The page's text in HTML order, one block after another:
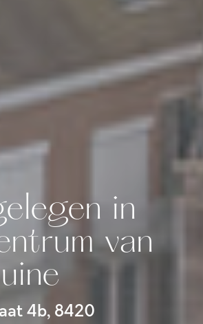
in
van
4b, 8420